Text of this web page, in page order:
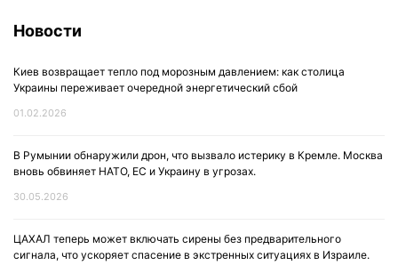
Новости
Киев возвращает тепло под морозным давлением: как столица
Украины переживает очередной энергетический сбой
01.02.2026
В Румынии обнаружили дрон, что вызвало истерику в Кремле. Москва
вновь обвиняет НАТО, ЕС и Украину в угрозах.
30.05.2026
ЦАХАЛ теперь может включать сирены без предварительного
сигнала, что ускоряет спасение в экстренных ситуациях в Израиле.